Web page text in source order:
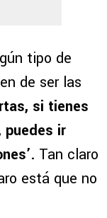
tipo de
de ser las
si tienes
puedes ir
Tan claro
está que no